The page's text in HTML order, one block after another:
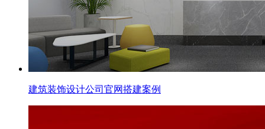
建筑装饰设计公司官网搭建案例